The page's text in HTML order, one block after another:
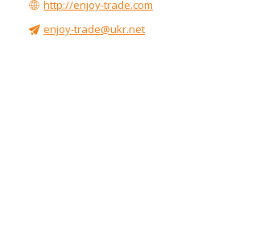
http://enjoy-trade.com
enjoy-trade@ukr.net